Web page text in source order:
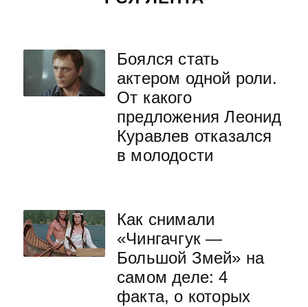
Боялся стать
актером одной роли.
От какого
предложения Леонид
Куравлев отказался
в молодости
Как снимали
«Чингачгук —
Большой Змей» на
самом деле: 4
факта, о которых